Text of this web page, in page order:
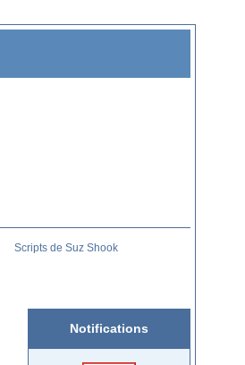
Scripts de Suz Shook
Notifications